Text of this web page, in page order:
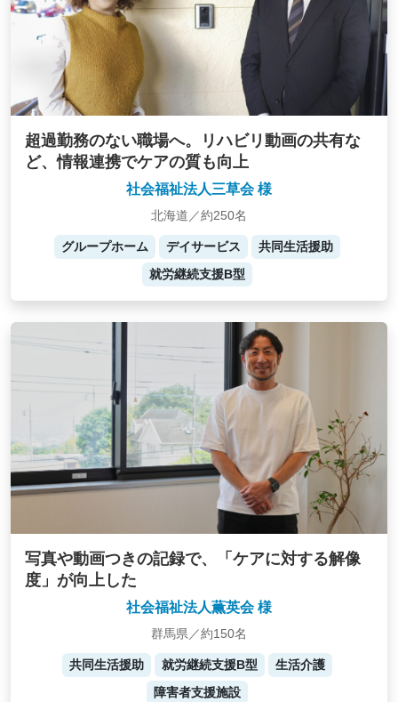
超過勤務のない職場へ。リハビリ動画の共有な
ど、情報連携でケアの質も向上
社会福祉法人三草会 様
北海道／約250名
グループホーム デイサービス
共同生活援助
就労継続支援B型
写真や動画つきの記録で、「ケアに対する解像
度」が向上した
社会福祉法人薫英会 様
群馬県／約150名
共同生活援助 就労継続支援B型
生活介護
障害者支援施設